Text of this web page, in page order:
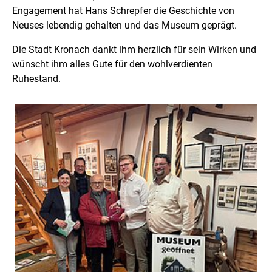
Engagement hat Hans Schrepfer die Geschichte von
Neuses lebendig gehalten und das Museum geprägt.
Die Stadt Kronach dankt ihm herzlich für sein Wirken und
wünscht ihm alles Gute für den wohlverdienten
Ruhestand.